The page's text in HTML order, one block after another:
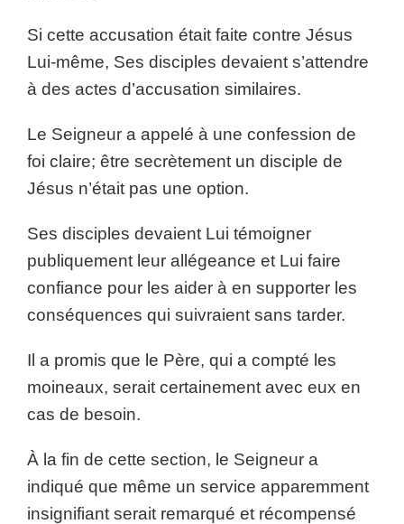
Si cette accusation était faite contre Jésus
Lui-même, Ses disciples devaient s’attendre
à des actes d’accusation similaires.
Le Seigneur a appelé à une confession de
foi claire; être secrètement un disciple de
Jésus n’était pas une option.
Ses disciples devaient Lui témoigner
publiquement leur allégeance et Lui faire
confiance pour les aider à en supporter les
conséquences qui suivraient sans tarder.
Il a promis que le Père, qui a compté les
moineaux, serait certainement avec eux en
cas de besoin.
À la fin de cette section, le Seigneur a
indiqué que même un service apparemment
insignifiant serait remarqué et récompensé